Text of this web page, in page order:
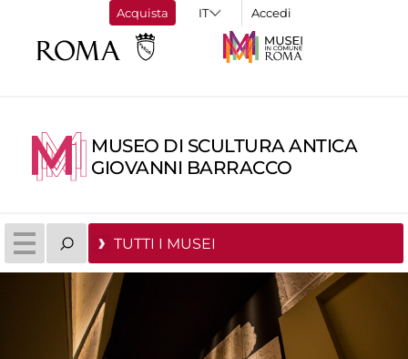
Acquista Accedi
MUSEO DI SCULTURA ANTICA
GIOVANNI BARRACCO
TUTTI I MUSEI